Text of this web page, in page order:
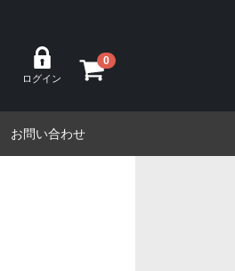
ログイン
0
お問い合わせ